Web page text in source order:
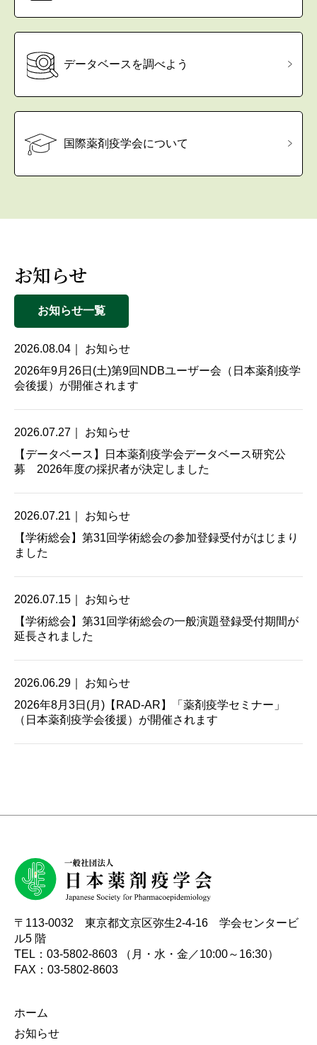
データベースを調べよう
国際薬剤疫学会について
お知らせ
お知らせ一覧
2026.08.04｜ お知らせ
2026年9月26日(土)第9回NDBユーザー会（日本薬剤疫学
会後援）が開催されます
2026.07.27｜ お知らせ
【データベース】日本薬剤疫学会データベース研究公
募 2026年度の採択者が決定しました
2026.07.21｜ お知らせ
【学術総会】第31回学術総会の参加登録受付がはじまり
ました
2026.07.15｜ お知らせ
【学術総会】第31回学術総会の一般演題登録受付期間が
延長されました
2026.06.29｜ お知らせ
2026年8月3日(月)【RAD-AR】「薬剤疫学セミナー」
（日本薬剤疫学会後援）が開催されます
〒113-0032 東京都文京区弥生2-4-16 学会センタービ
ル5 階
TEL：03-5802-8603 （月・水・金／10:00～16:30）
FAX：03-5802-8603
ホーム
お知らせ